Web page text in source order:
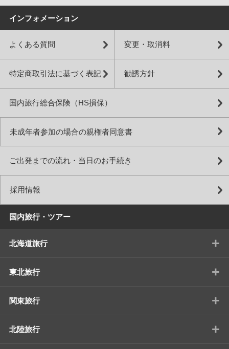
インフォメーション
よくある質問 変更・取消料
特定商取引法に基づく表記 勧誘方針
国内旅行総合保険（HS損保）
未成年者参加の場合の親権者同意書
ご出発までの流れ・当日のお手続き
採用情報
国内旅行・ツアー
北海道旅行 +
東北旅行 +
関東旅行 +
北陸旅行 +